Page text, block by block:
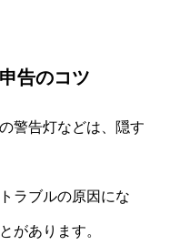
告のコツ
警告灯などは、隠す
ラブルの原因にな
があります。